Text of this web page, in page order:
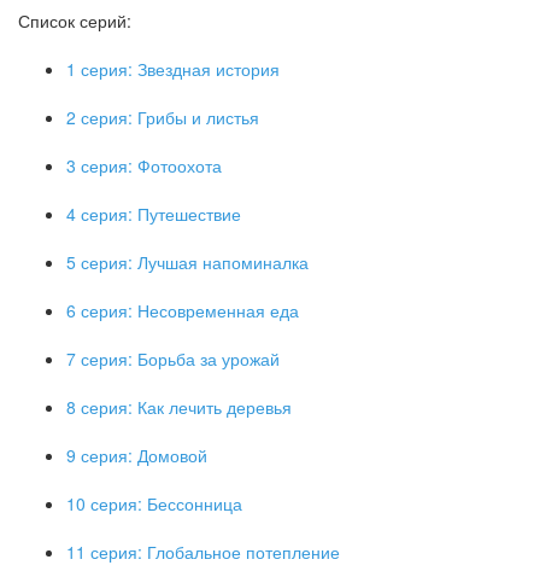
Список серий:
1 серия: Звездная история
2 серия: Грибы и листья
3 серия: Фотоохота
4 серия: Путешествие
5 серия: Лучшая напоминалка
6 серия: Несовременная еда
7 серия: Борьба за урожай
8 серия: Как лечить деревья
9 серия: Домовой
10 серия: Бессонница
11 серия: Глобальное потепление